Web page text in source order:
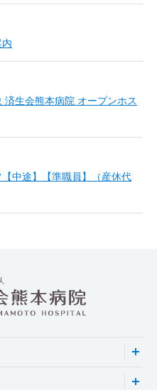
済生会熊本病院 オープンホス
中途】【準職員】（産休代